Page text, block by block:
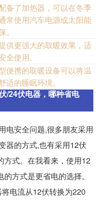
备了加热器，可以在冬季
常使用汽车电源或太阳能
供更强大的取暖效果，适
使用。
便携的取暖设备可以将温
的睡眠环境。
/24伏电器，哪种省电
电安全问题,很多朋友采用
器的方式,也有采用12伏
方式。在我看来，使用12
方式是更省电的选择。
电流从12伏转换为220